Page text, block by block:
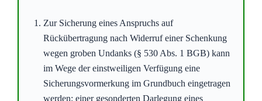
auf die gesamte Leistung, sodass die
Rückübertragung an alle ursprünglichen Schenker
beziehungsweise deren Rechtsnachfolger verlangt
werden kann; eine Aufteilung in getrennte
Miteigentumsanteile scheidet aus, wenn Zweck,
Vertragsgestaltung und gemeinsame Nutzung für